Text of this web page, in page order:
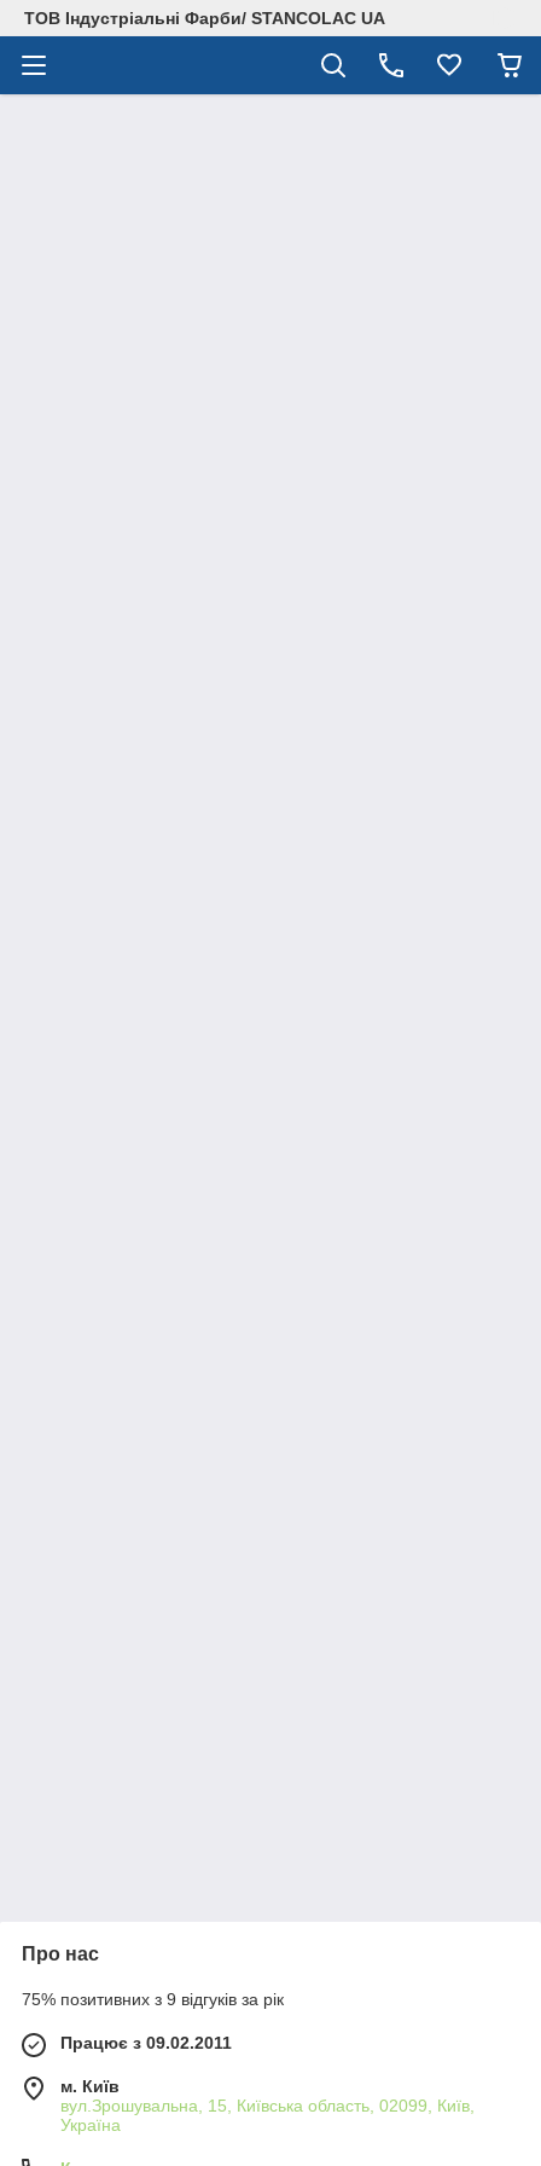
ТОВ Індустріальні Фарби/ STANCOLAC UA
Про нас
75% позитивних з 9 відгуків за рік
Працює з 09.02.2011
м. Київ
вул.Зрошувальна, 15, Київська область, 02099, Київ,
Україна